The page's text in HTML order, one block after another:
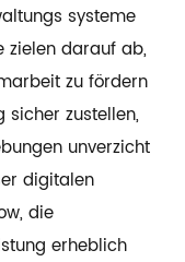
systeme
zielen darauf ab,
zu fördern
sicher zustellen,
unverzicht
digitalen
die
erheblich